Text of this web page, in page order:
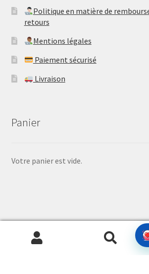
​Politique en matière de
retours
Mentions légales
Paiement sécurisé
Livraison
Panier
Votre panier est vide.
© Gacha Treasure 2026
Politique de confidentialité
Built with
Recherche
Recherche